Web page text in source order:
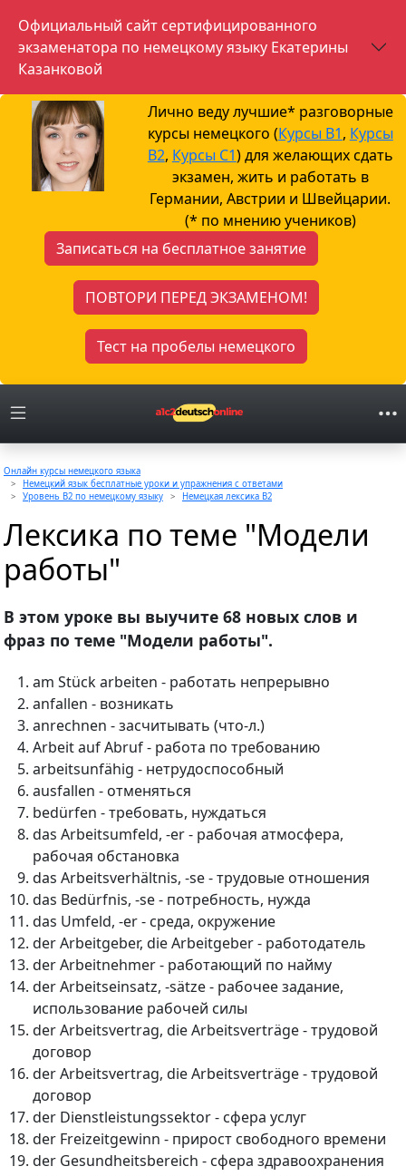
Официальный сайт сертифицированного
экзаменатора по немецкому языку Екатерины
Казанковой
Лично веду лучшие* разговорные
курсы немецкого (Курсы B1, Курсы
B2, Курсы С1) для желающих сдать
экзамен, жить и работать в
Германии, Австрии и Швейцарии.
(* по мнению учеников)
Записаться на бесплатное занятие
ПОВТОРИ ПЕРЕД ЭКЗАМЕНОМ!
Тест на пробелы немецкого
Онлайн курсы немецкого языка
Немецкий язык бесплатные уроки и упражнения с ответами
Уровень B2 по немецкому языку
Немецкая лексика B2
Лексика по теме "Модели
работы"
В этом уроке вы выучите 68 новых слов и
фраз по теме "Модели работы".
am Stück arbeiten - работать непрерывно
anfallen - возникать
anrechnen - засчитывать (что-л.)
Arbeit auf Abruf - работа по требованию
arbeitsunfähig - нетрудоспособный
ausfallen - отменяться
bedürfen - требовать, нуждаться
das Arbeitsumfeld, -er - рабочая атмосфера,
рабочая обстановка
das Arbeitsverhältnis, -se - трудовые отношения
das Bedürfnis, -se - потребность, нужда
das Umfeld, -er - среда, окружение
der Arbeitgeber, die Arbeitgeber - работодатель
der Arbeitnehmer - работающий по найму
der Arbeitseinsatz, -sätze - рабочее задание,
использование рабочей силы
der Arbeitsvertrag, die Arbeitsverträge - трудовой
договор
der Arbeitsvertrag, die Arbeitsverträge - трудовой
договор
der Dienstleistungssektor - сфера услуг
der Freizeitgewinn - прирост свободного времени
der Gesundheitsbereich - сфера здравоохранения